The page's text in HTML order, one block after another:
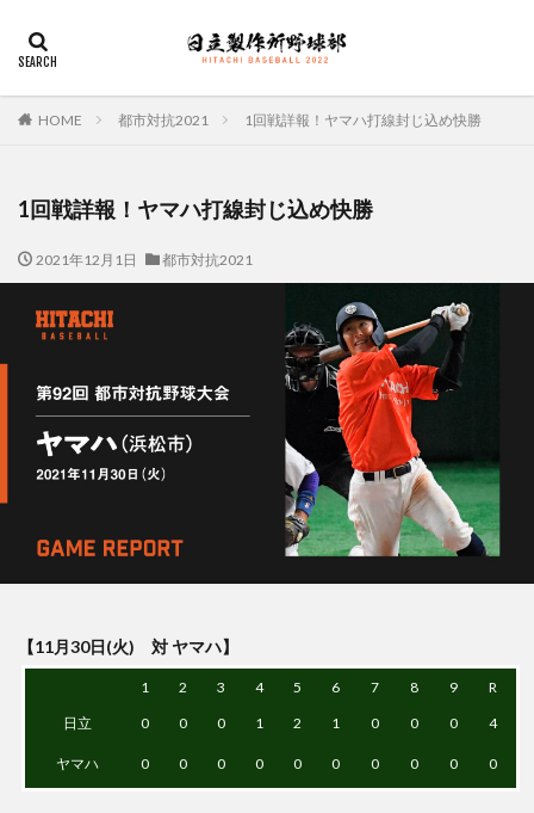
HOME 都市対抗2021 1回戦詳報！ヤマハ打線封じ込め快勝
1回戦詳報！ヤマハ打線封じ込め快勝
2021年12月1日 都市対抗2021
【11月30日(火) 対 ヤマハ】
1 2 3 4 5 6 7 8 9
R
日立
0 0 0 1 2 1 0 0 0 4
ヤマハ 0 0 0 0 0 0 0 0 0 0
SEO AMP PWA
カテゴリー
タグ
佐々木俊輔 大塚直人